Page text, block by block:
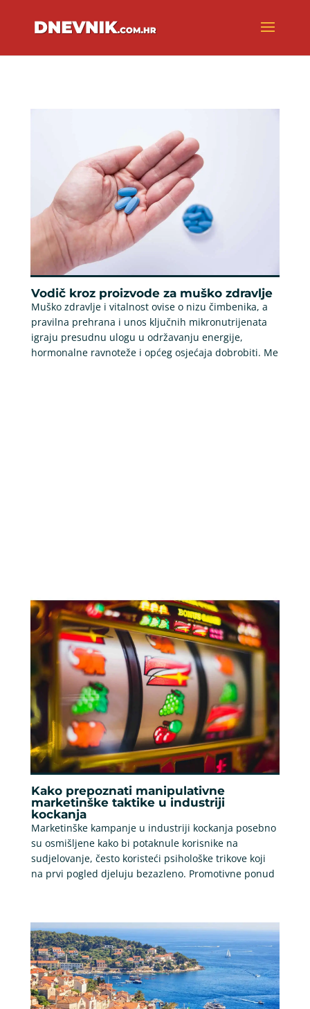
Vodič kroz proizvode za muško zdravlje
Muško zdravlje i vitalnost ovise o nizu čimbenika, a
pravilna prehrana i unos ključnih mikronutrijenata
igraju presudnu ulogu u održavanju energije,
hormonalne ravnoteže i općeg osjećaja dobrobiti. Me
Kako prepoznati manipulativne
marketinške taktike u industriji
kockanja
Marketinške kampanje u industriji kockanja posebno
su osmišljene kako bi potaknule korisnike na
sudjelovanje, često koristeći psihološke trikove koji
na prvi pogled djeluju bezazleno. Promotivne ponud